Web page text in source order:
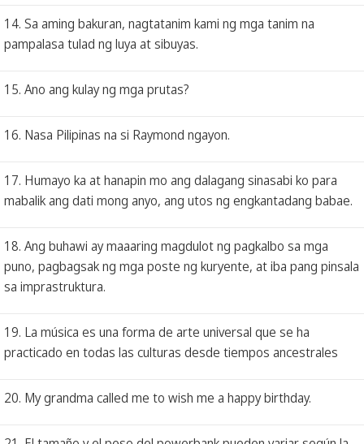
14. Sa aming bakuran, nagtatanim kami ng mga tanim na
pampalasa tulad ng luya at sibuyas.
15. Ano ang kulay ng mga prutas?
16. Nasa Pilipinas na si Raymond ngayon.
17. Humayo ka at hanapin mo ang dalagang sinasabi ko para
mabalik ang dati mong anyo, ang utos ng engkantadang babae.
18. Ang buhawi ay maaaring magdulot ng pagkalbo sa mga
puno, pagbagsak ng mga poste ng kuryente, at iba pang pinsala
sa imprastruktura.
19. La música es una forma de arte universal que se ha
practicado en todas las culturas desde tiempos ancestrales
20. My grandma called me to wish me a happy birthday.